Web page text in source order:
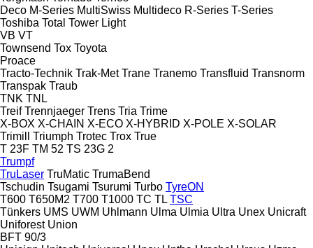
Deco M-Series MultiSwiss Multideco R-Series T-Series
Toshiba Total Tower Light
VB VT
Townsend Tox Toyota
Proace
Tracto-Technik Trak-Met Trane Tranemo Transfluid Transnorm
Transpak Traub
TNK TNL
Treif Trennjaeger Trens Tria Trime
X-BOX X-CHAIN X-ECO X-HYBRID X-POLE X-SOLAR
Trimill
Triumph Trotec Trox True
T 23F TM 52 TS 23G 2
Trumpf
TruLaser TruMatic TrumaBend
Tschudin Tsugami Tsurumi Turbo TyreON
T600 T650M2 T700 T1000 TC TL TSC
Tünkers UMS UWM Uhlmann Ulma Ulmia Ultra Unex Unicraft
Uniforest Union
BFT 90/3